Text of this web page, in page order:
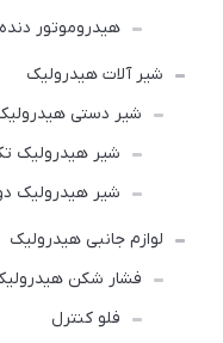
هیدروموتور
شیر آلات هیدرولیک
شیر دستی
شیر هیدرولیک
شیر هیدرولیک
لوازم جانبی هیدرولیک
فشار شکن
فلو کنترل